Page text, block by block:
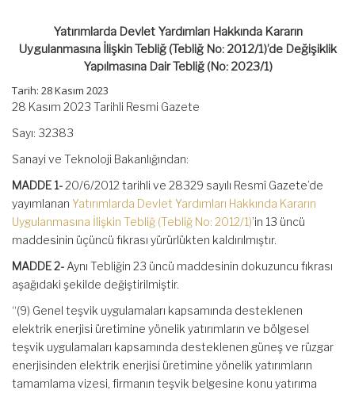
Yatırımlarda Devlet Yardımları Hakkında Kararın
Uygulanmasına İlişkin Tebliğ (Tebliğ No: 2012/1)’de Değişiklik
Yapılmasına Dair Tebliğ (No: 2023/1)
Tarih: 28 Kasım 2023
28 Kasım 2023 Tarihli Resmi Gazete
Sayı: 32383
Sanayi ve Teknoloji Bakanlığından:
MADDE 1-20/6/2012 tarihli ve 28329 sayılı Resmî Gazete’de
yayımlanan Yatırımlarda Devlet Yardımları Hakkında Kararın
Uygulanmasına İlişkin Tebliğ (Tebliğ No: 2012/1)’in 13 üncü
maddesinin üçüncü fıkrası yürürlükten kaldırılmıştır.
MADDE 2- Aynı Tebliğin 23 üncü maddesinin dokuzuncu fıkrası
aşağıdaki şekilde değiştirilmiştir.
“(9) Genel teşvik uygulamaları kapsamında desteklenen
elektrik enerjisi üretimine yönelik yatırımların ve bölgesel
teşvik uygulamaları kapsamında desteklenen güneş ve rüzgar
enerjisinden elektrik enerjisi üretimine yönelik yatırımların
tamamlama vizesi, firmanın teşvik belgesine konu yatırıma